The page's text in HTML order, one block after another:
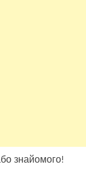
знайомого!